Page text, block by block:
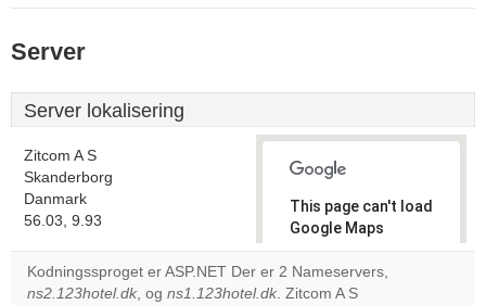
Server
Server lokalisering
Zitcom A S
Skanderborg
Danmark
56.03, 9.93
This page can't load
Google Maps
correctly.
Do you
Kodningssproget er ASP.NET Der er 2 Nameservers,
ns2.123hotel.dk, og ns1.123hotel.dk. Zitcom A S